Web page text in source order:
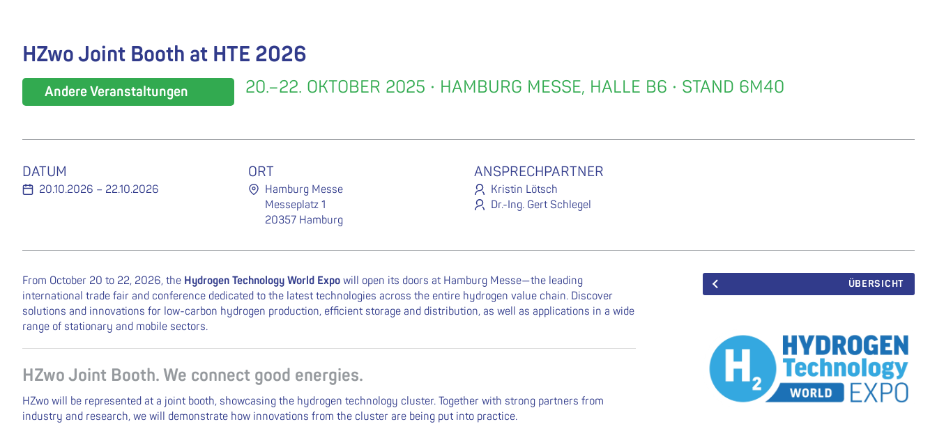
HZwo Joint Booth at HTE 2026
Andere Veranstaltungen 20.–22. OKTOBER 2025 · HAMBURG MESSE, HALLE B6 · STAND 6M40
DATUM
20.10.2026 – 22.10.2026
ORT
Hamburg Messe
Messeplatz 1
20357 Hamburg
ANSPRECHPARTNER
Kristin Lötsch
Dr.-Ing. Gert Schlegel
ÜBERSICHT
From October 20 to 22, 2026, the Hydrogen Technology World Expo will open its doors at Hamburg Messe—the leading
international trade fair and conference dedicated to the latest technologies across the entire hydrogen value chain. Discover
solutions and innovations for low-carbon hydrogen production, efficient storage and distribution, as well as applications in a wide
range of stationary and mobile sectors.
HZwo Joint Booth. We connect good energies.
HZwo will be represented at a joint booth, showcasing the hydrogen technology cluster. Together with strong partners from
industry and research, we will demonstrate how innovations from the cluster are being put into practice.